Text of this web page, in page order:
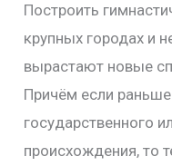
Построить
крупных городах и
вырастают новые
Причём если
государственного
происхождения, то